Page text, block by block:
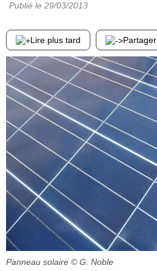
Publié le 29/03/2013
Lire plus tard Partager
Panneau solaire © G. Noble